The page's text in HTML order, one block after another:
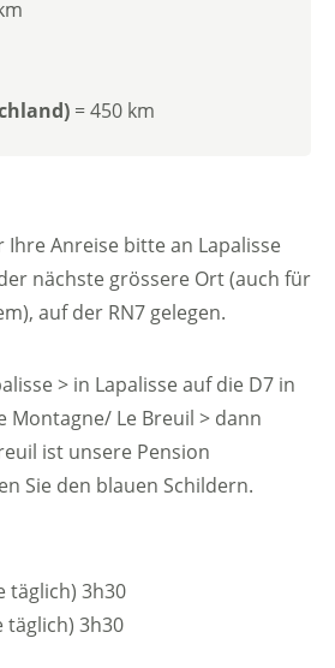
= 450 km
Anreise bitte an Lapalisse
nächste grössere Ort (auch für
auf der RN7 gelegen.
> in Lapalisse auf die D7 in
Montagne/ Le Breuil > dann
ist unsere Pension
Sie den blauen Schildern.
täglich) 3h30
täglich) 3h30